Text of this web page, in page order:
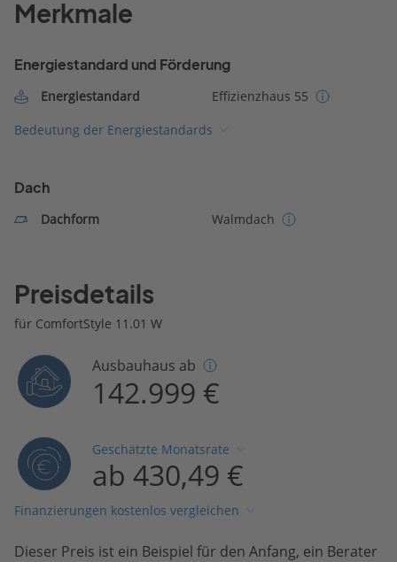
Merkmale
Energiestandard und Förderung
Energiestandard
Effizienzhaus 55
Bedeutung der Energiestandards
Dach
Dachform Walmdach
Preisdetails
für ComfortStyle 11.01 W
Ausbauhaus ab
142.999 €
Geschätzte Monatsrate
ab 430,49 €
Finanzierungen kostenlos vergleichen
Dieser Preis ist ein Beispiel für den Anfang, ein Berater